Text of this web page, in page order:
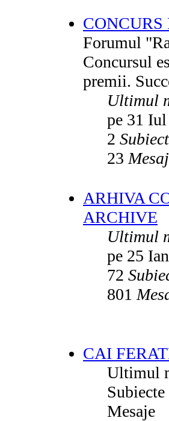
Forumul
Concursul
premii.
Ultimul
pe 31
2
23
ARHIVA
ARCHIVE
Ultimul
pe 25
72
801
CAI
Ultimul
Subiecte
Mesaje